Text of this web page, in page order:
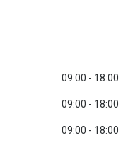
Zubehör
09:00 - 18:00
09:00 - 18:00
09:00 - 18:00